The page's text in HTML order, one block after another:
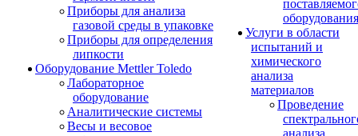
Приборы для анализа
газовой среды в упаковке
Приборы для определения
липкости
Оборудование Mettler Toledo
Лабораторное
оборудование
Аналитические системы
Весы и весовое
оборудования
Услуги в области
испытаний и
химического
анализа
материалов
Проведение
анализа